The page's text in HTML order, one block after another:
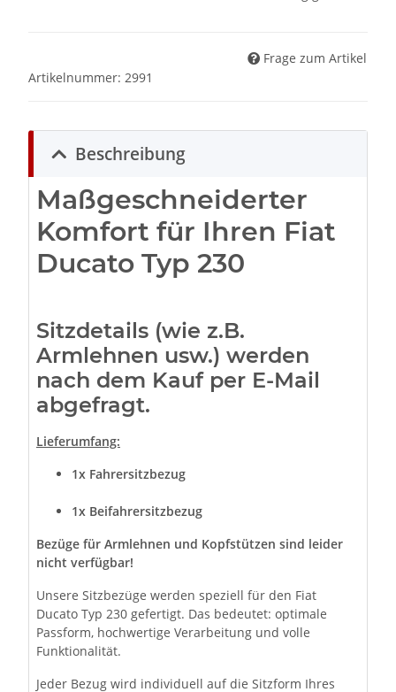
Frage zum Artikel
Artikelnummer: 2991
Beschreibung
Maßgeschneiderter
Komfort für Ihren Fiat
Ducato Typ 230
Sitzdetails (wie z.B.
Armlehnen usw.) werden
nach dem Kauf per E-Mail
abgefragt.
Lieferumfang:
1x Fahrersitzbezug
1x Beifahrersitzbezug
Bezüge für Armlehnen und Kopfstützen sind leider
nicht verfügbar!
Unsere Sitzbezüge werden speziell für den Fiat
Ducato Typ 230 gefertigt. Das bedeutet: optimale
Passform, hochwertige Verarbeitung und volle
Funktionalität.
Jeder Bezug wird individuell auf die Sitzform Ihres